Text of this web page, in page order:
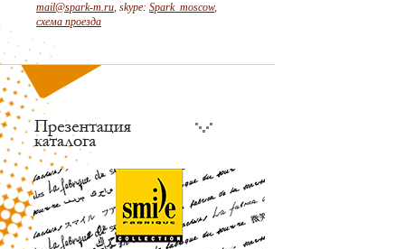
mail@spark-m.ru, skype: Spark_moscow,
схема проезда